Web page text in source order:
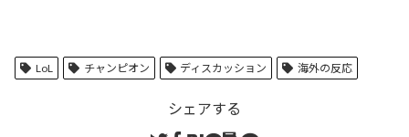
LoL チャンピオン ディスカッション 海外の反応
シェアする